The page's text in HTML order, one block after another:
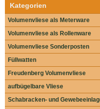
Kategorien
Volumenvliese als Meterware
Volumenvliese als Rollenware
Volumenvliese Sonderposten
Füllwatten
Freudenberg Volumenvliese
aufbügelbare Vliese
Schabracken- und